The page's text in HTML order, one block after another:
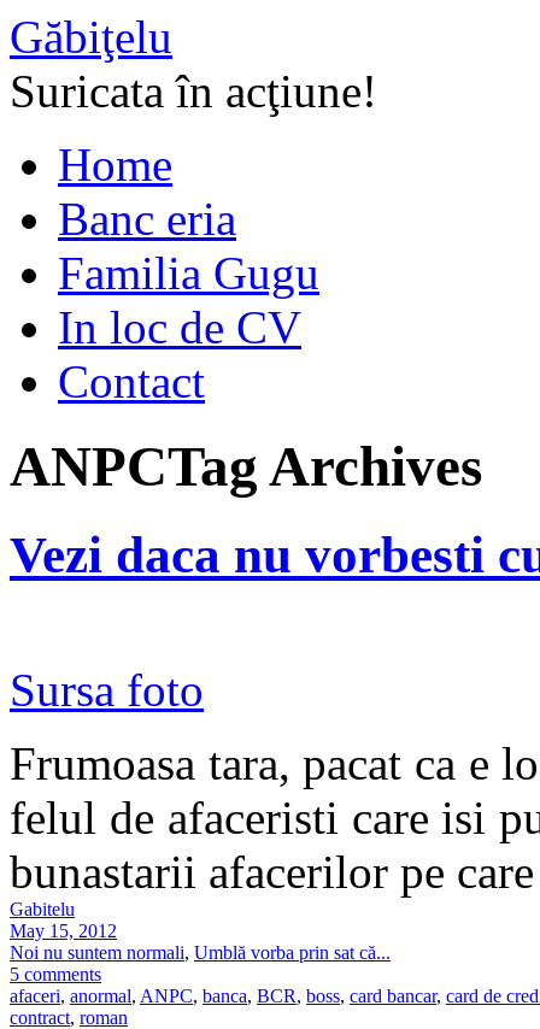
Găbiţelu
Suricata în acţiune!
Home
Banc eria
Familia Gugu
In loc de CV
Contact
ANPCTag Archives
Vezi daca nu vorbesti
Sursa foto
Frumoasa tara, pacat ca e
felul de afaceristi care isi
bunastarii afacerilor pe
Gabitelu
May 15, 2012
Noi nu suntem normali, Umblă vorba prin sat că...
5 comments
afaceri, anormal, ANPC, banca, BCR, boss, card bancar, card de
contract, roman